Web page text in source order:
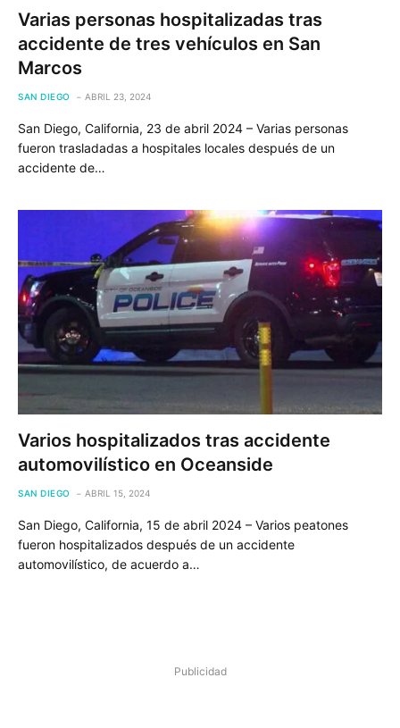
Varias personas hospitalizadas tras
accidente de tres vehículos en San
Marcos
SAN DIEGO ABRIL 23, 2024
San Diego, California, 23 de abril 2024 – Varias personas
fueron trasladadas a hospitales locales después de un
accidente de…
Varios hospitalizados tras accidente
automovilístico en Oceanside
SAN DIEGO ABRIL 15, 2024
San Diego, California, 15 de abril 2024 – Varios peatones
fueron hospitalizados después de un accidente
automovilístico, de acuerdo a…
Publicidad